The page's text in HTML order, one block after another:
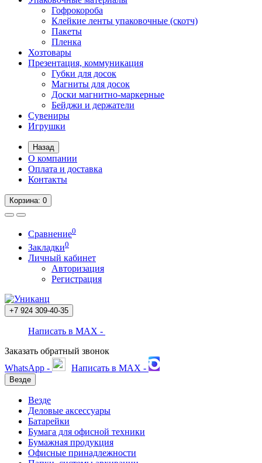
Гофрокороба
Клейкие ленты упаковочные (скотч)
Пакеты
Пленка
Хозтовары
Презентация, коммуникация
Губки для досок
Магниты для досок
Доски магнитно-маркерные
Бейджи и держатели
Сувениры
Игрушки
Назад
О компании
Оплата и доставка
Контакты
Корзина: 0
Сравнение0
Закладки0
Личный кабинет
Авторизация
Регистрация
+7 924 309-40-35
Написать в MAX -
Заказать обратный звонок
WhatsApp -
Написать в MAX -
Везде
Везде
Деловые аксессуары
Батарейки
Бумага для офисной техники
Бумажная продукция
Офисные принадлежности